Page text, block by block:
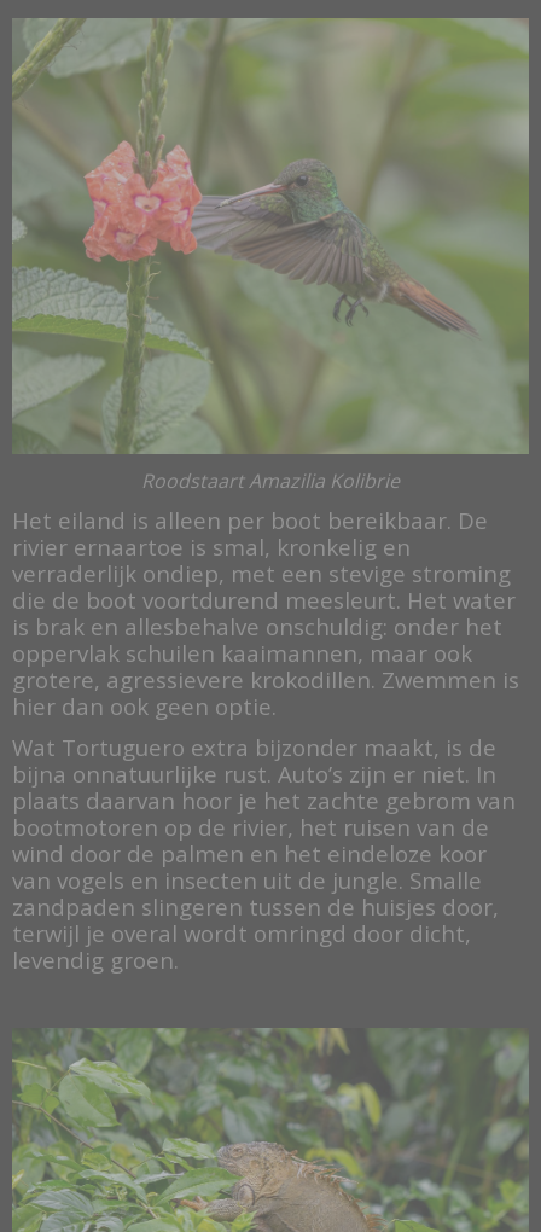
Roodstaart Amazilia Kolibrie
Het eiland is alleen per boot bereikbaar. De
rivier ernaartoe is smal, kronkelig en
verraderlijk ondiep, met een stevige stroming
die de boot voortdurend meesleurt. Het water
is brak en allesbehalve onschuldig: onder het
oppervlak schuilen kaaimannen, maar ook
grotere, agressievere krokodillen. Zwemmen is
hier dan ook geen optie.
Wat Tortuguero extra bijzonder maakt, is de
bijna onnatuurlijke rust. Auto’s zijn er niet. In
plaats daarvan hoor je het zachte gebrom van
bootmotoren op de rivier, het ruisen van de
wind door de palmen en het eindeloze koor
van vogels en insecten uit de jungle. Smalle
zandpaden slingeren tussen de huisjes door,
terwijl je overal wordt omringd door dicht,
levendig groen.